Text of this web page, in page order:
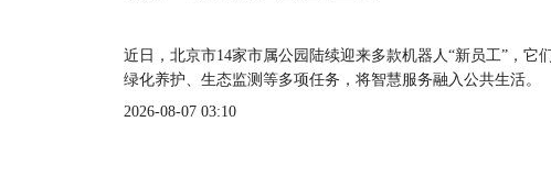
近日，北京市14家市属公园陆续迎来多款机器人“新员工”，
绿化养护、生态监测等多项任务，将智慧服务融入公共生活。
2026-08-07 03:10